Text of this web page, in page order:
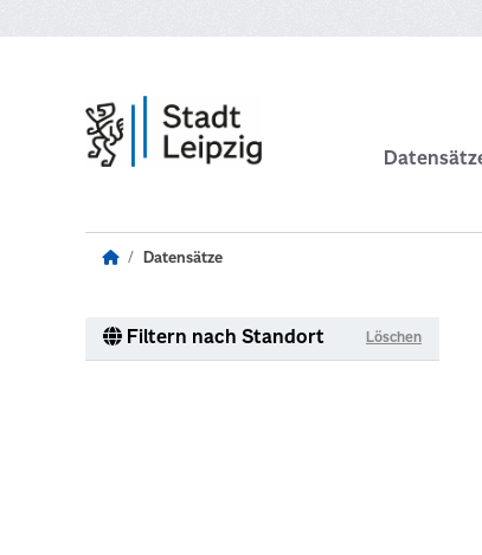
Datensätze
Filtern nach Standort Löschen